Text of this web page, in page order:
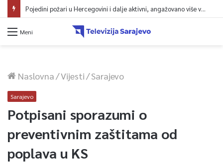
Pojedini požari u Hercegovini i dalje aktivni, angažovano više vatrogasaca i helikopter
Meni
Naslovna/Vijesti/Sarajevo
Sarajevo
Potpisani sporazumi o
preventivnim zaštitama od
poplava u KS